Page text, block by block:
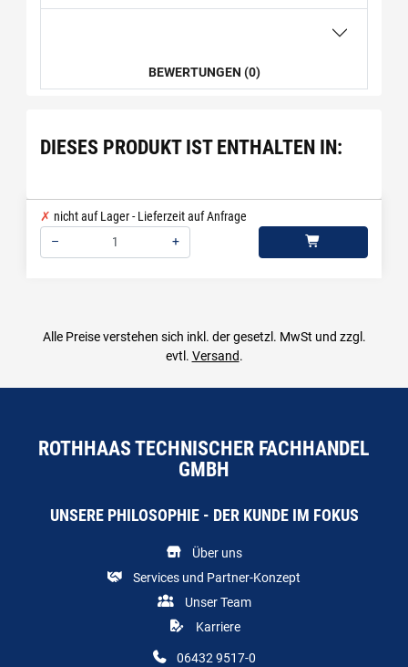
BEWERTUNGEN (0)
DIESES PRODUKT IST ENTHALTEN IN:
nicht auf Lager - Lieferzeit auf Anfrage
–
+
Alle Preise verstehen sich inkl. der gesetzl. MwSt und zzgl.
evtl. Versand.
ROTHHAAS TECHNISCHER FACHHANDEL
GMBH
UNSERE PHILOSOPHIE - DER KUNDE IM FOKUS
Über uns
Services und Partner-Konzept
Unser Team
Karriere
06432 9517-0